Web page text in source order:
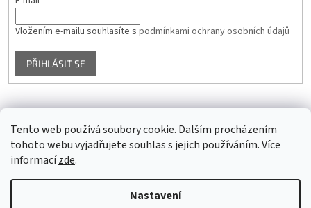
Tento web používá soubory cookie. Dalším procházením
tohoto webu vyjadřujete souhlas s jejich používáním. Více
informacízde.
Nastavení
Vložením e-mailu souhlasíte s podmínkami ochrany osobních údajů
PŘIHLÁSIT SE
Facebook